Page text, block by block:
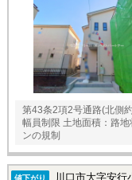
第43条2項2号通路(北側
幅員制限 土地面積：路
ンの規制
値下がり 川口市大字安行